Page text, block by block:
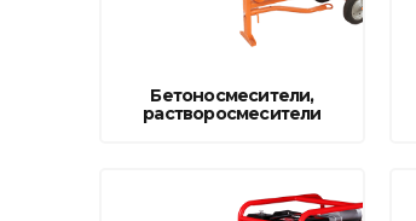
Очистители (мойки) высокого давления
Крепеж и фурнитура
Бетоносмесители,
растворосмесители